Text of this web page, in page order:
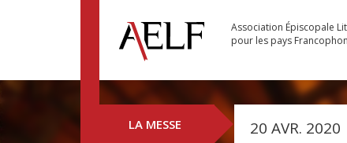
Association Épiscopale
pour les pays
LA MESSE 20 AVR. 2020